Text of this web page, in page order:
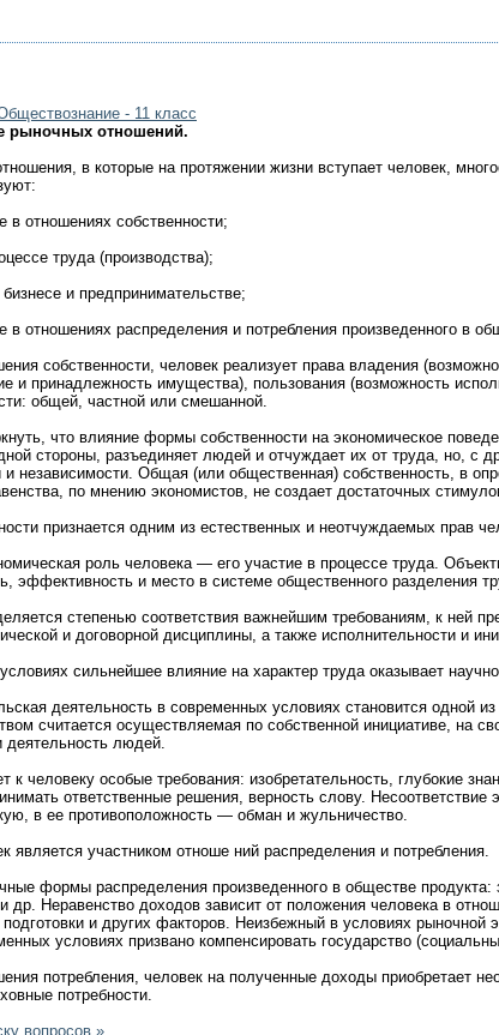
- 11 класс
рыночных отношений.
в которые на протяжении жизни вступает человек,
отношениях собственности;
труда (производства);
и предпринимательстве;
отношениях распределения и потребления произведенного в
собственности, человек реализует права владения
и принадлежность имущества), пользования (возможность
общей, частной или смешанной.
что влияние формы собственности на экономическое
стороны, разъединяет людей и отчуждает их от труда, но, с
и независимости. Общая (или общественная) собственность, в
по мнению экономистов, не создает достаточных
признается одним из естественных и неотчуждаемых прав
роль человека — его участие в процессе труда.
эффективность и место в системе общественного разделения
степенью соответствия важнейшим требованиям, к ней
и договорной дисциплины, а также исполнительности и
сильнейшее влияние на характер труда оказывает
деятельность в современных условиях становится одной
считается осуществляемая по собственной инициативе, на
деятельность людей.
человеку особые требования: изобретательность, глубокие
ответственные решения, верность слову.
в ее противоположность — обман и жульничество.
участником отноше ний распределения и потребления.
формы распределения произведенного в обществе продукта:
др. Неравенство доходов зависит от положения человека в
и других факторов. Неизбежный в условиях
условиях призвано компенсировать государство
потребления, человек на полученные доходы приобретает
потребности.
вопросов »